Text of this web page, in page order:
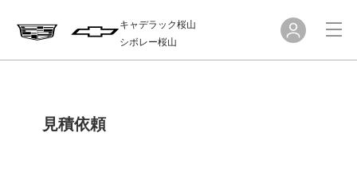
キャデラック桜山
シボレー桜山
見積依頼